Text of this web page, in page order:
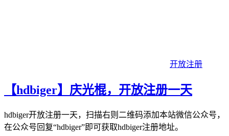
开放注册
【hdbiger】庆光棍，开放注册一天
hdbiger开放注册一天，扫描右则二维码添加本站微信公众号，
在公众号回复“hdbiger”即可获取hdbiger注册地址。